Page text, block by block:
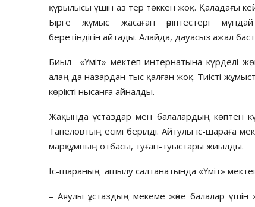
құрылысы үшін аз тер төккен жоқ. Қаладағы
Бірге жұмыс жасаған әріптестері
беретіндігін айтады. Алайда, дауасыз ажал
Биыл «Үміт» мектеп-интернатына күрделі
алаң да назардан тыс қалған жоқ. Тиісті
көрікті нысанға айналды.
Жақында ұстаздар мен балалардың көптен
Тапеловтың есімі берілді. Айтулы іс-шараға
марқұмның отбасы, туған-туыстары жиылды.
Іс-шараның ашылу салтанатында «Үміт»
– Аяулы ұстаздың мекеме және балалар